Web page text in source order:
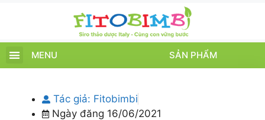
MENU SẢN PHẨM
Tác giả: Fitobimbi
Ngày đăng 16/06/2021